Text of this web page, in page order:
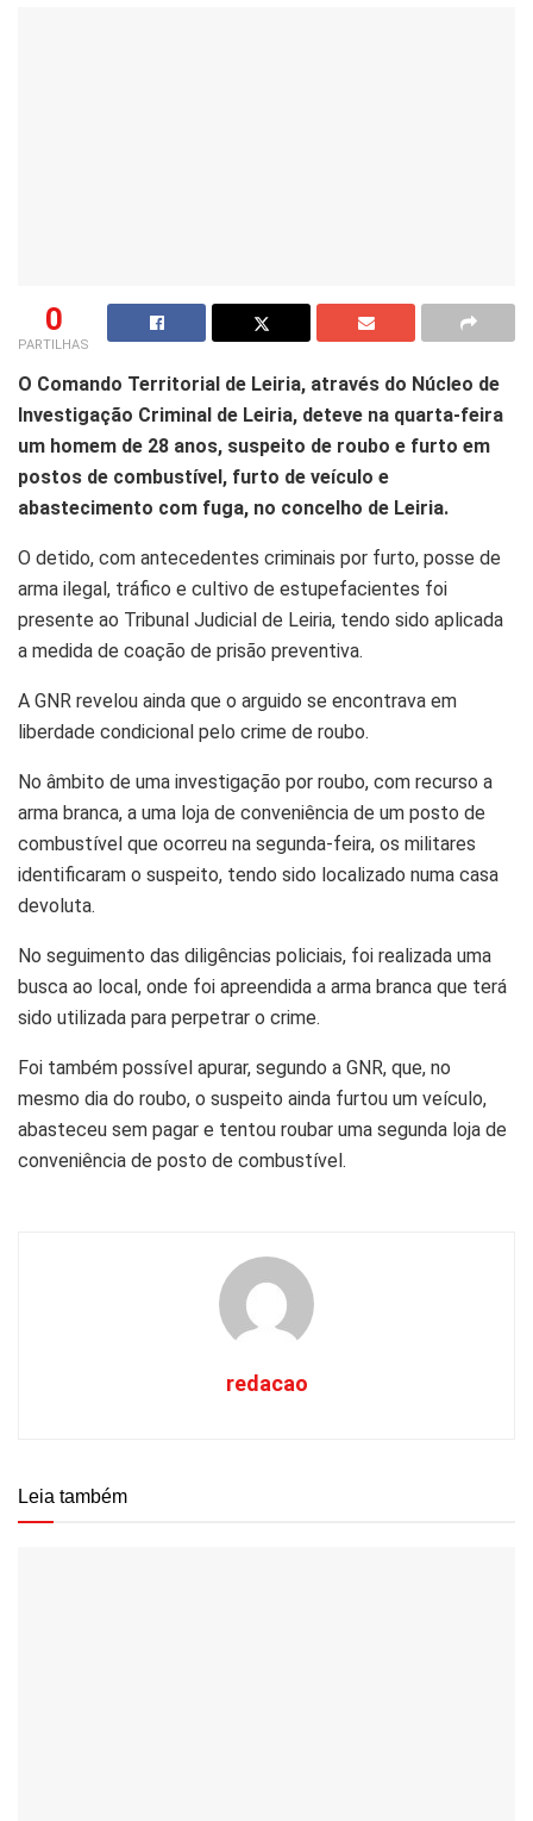
0
PARTILHAS
O Comando Territorial de Leiria, através do Núcleo de
Investigação Criminal de Leiria, deteve na quarta-feira
um homem de 28 anos, suspeito de roubo e furto em
postos de combustível, furto de veículo e
abastecimento com fuga, no concelho de Leiria.
O detido, com antecedentes criminais por furto, posse de
arma ilegal, tráfico e cultivo de estupefacientes foi
presente ao Tribunal Judicial de Leiria, tendo sido aplicada
a medida de coação de prisão preventiva.
A GNR revelou ainda que o arguido se encontrava em
liberdade condicional pelo crime de roubo.
No âmbito de uma investigação por roubo, com recurso a
arma branca, a uma loja de conveniência de um posto de
combustível que ocorreu na segunda-feira, os militares
identificaram o suspeito, tendo sido localizado numa casa
devoluta.
No seguimento das diligências policiais, foi realizada uma
busca ao local, onde foi apreendida a arma branca que terá
sido utilizada para perpetrar o crime.
Foi também possível apurar, segundo a GNR, que, no
mesmo dia do roubo, o suspeito ainda furtou um veículo,
abasteceu sem pagar e tentou roubar uma segunda loja de
conveniência de posto de combustível.
redacao
Leia também